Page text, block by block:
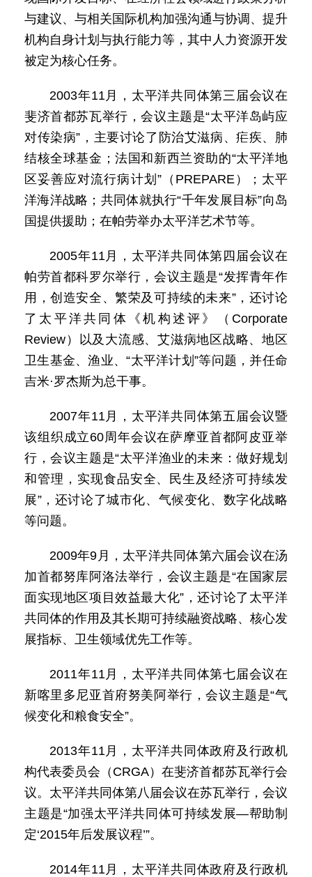
与建议、与相关国际机构加强沟通与协调、提升
机构自身计划与执行能力等，其中人力资源开发
被定为核心任务。
2003年11月，太平洋共同体第三届会议在
斐济首都苏瓦举行，会议主题是“太平洋岛屿应
对传染病”，主要讨论了防治艾滋病、疟疾、肺
结核全球基金；法国和新西兰资助的“太平洋地
区妥善应对流行病计划”（PREPARE）；太平
洋海洋战略；共同体就执行“千年发展目标”向岛
国提供援助；在帕劳举办太平洋艺术节等。
2005年11月，太平洋共同体第四届会议在
帕劳首都科罗尔举行，会议主题是“发挥青年作
用，创造安全、繁荣及可持续的未来”，还讨论
了太平洋共同体《机构述评》（Corporate
Review）以及大流感、艾滋病地区战略、地区
卫生基金、渔业、“太平洋计划”等问题，并任命
吉米·罗杰斯为总干事。
2007年11月，太平洋共同体第五届会议暨
该组织成立60周年会议在萨摩亚首都阿皮亚举
行，会议主题是“太平洋渔业的未来：做好规划
和管理，实现食品安全、民生及经济可持续发
展”，还讨论了城市化、气候变化、数字化战略
等问题。
2009年9月，太平洋共同体第六届会议在汤
加首都努库阿洛法举行，会议主题是“在国家层
面实现地区项目效益最大化”，还讨论了太平洋
共同体的作用及其长期可持续融资战略、核心发
展指标、卫生领域优先工作等。
2011年11月，太平洋共同体第七届会议在
新喀里多尼亚首府努美阿举行，会议主题是“气
候变化和粮食安全”。
2013年11月，太平洋共同体政府及行政机
构代表委员会（CRGA）在斐济首都苏瓦举行会
议。太平洋共同体第八届会议在苏瓦举行，会议
主题是“加强太平洋共同体可持续发展—帮助制
定‘2015年后发展议程’”。
2014年11月，太平洋共同体政府及行政机